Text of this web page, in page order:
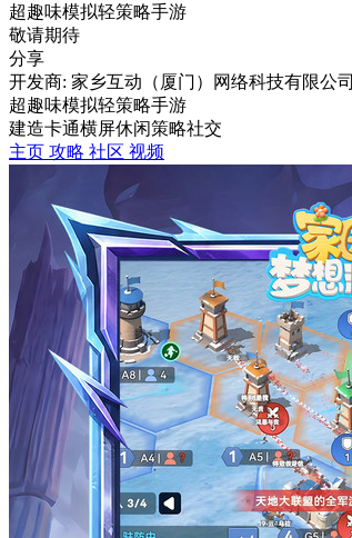
超趣味模拟轻策略手游
敬请期待
分享
开发商: 家乡互动（厦门）网络科技有限公司
超趣味模拟轻策略手游
建造卡通横屏休闲策略社交
主页 攻略 社区 视频